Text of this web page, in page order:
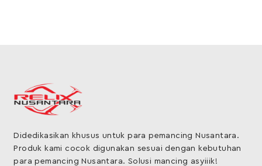
Didedikasikan khusus untuk para pemancing Nusantara.
Produk kami cocok digunakan sesuai dengan kebutuhan
para pemancing Nusantara. Solusi mancing asyiiik!